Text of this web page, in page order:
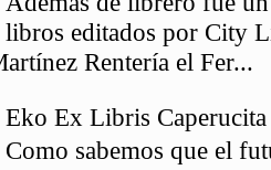
libros editados por City
Rentería el Fer...
Eko Ex Libris
Como sabemos que el